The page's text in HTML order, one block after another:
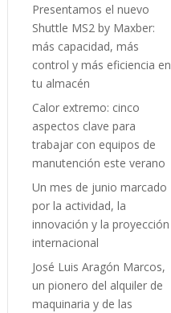
Presentamos el nuevo
Shuttle MS2 by Maxber:
más capacidad, más
control y más eficiencia en
tu almacén
Calor extremo: cinco
aspectos clave para
trabajar con equipos de
manutención este verano
Un mes de junio marcado
por la actividad, la
innovación y la proyección
internacional
José Luis Aragón Marcos,
un pionero del alquiler de
maquinaria y de las